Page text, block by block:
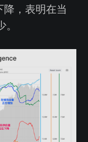
，表明在当